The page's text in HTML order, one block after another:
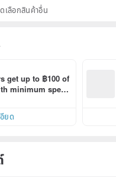
เลือกสินค้าอื่น
get up to ฿100 of
minimum spen
อียด